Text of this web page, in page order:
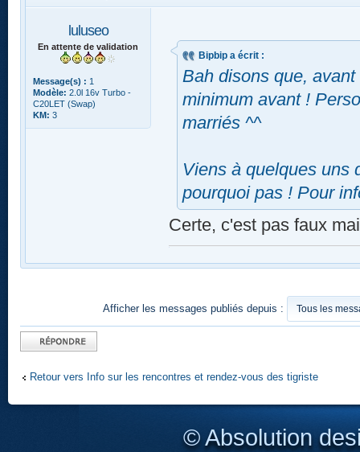
luluseo
En attente de validation
Message(s) : 1
Modèle: 2.0l 16v Turbo -
C20LET (Swap)
KM: 3
Bipbip a écrit :
Bah disons que,
minimum avant !
marriés ^^
Viens à quelques uns
pourquoi pas ! Pour
Certe, c'est pas faux
Afficher les messages publiés depuis :
Publier une
réponse
Retour vers Info sur les rencontres et rendez-vous des tigriste
© Absolution